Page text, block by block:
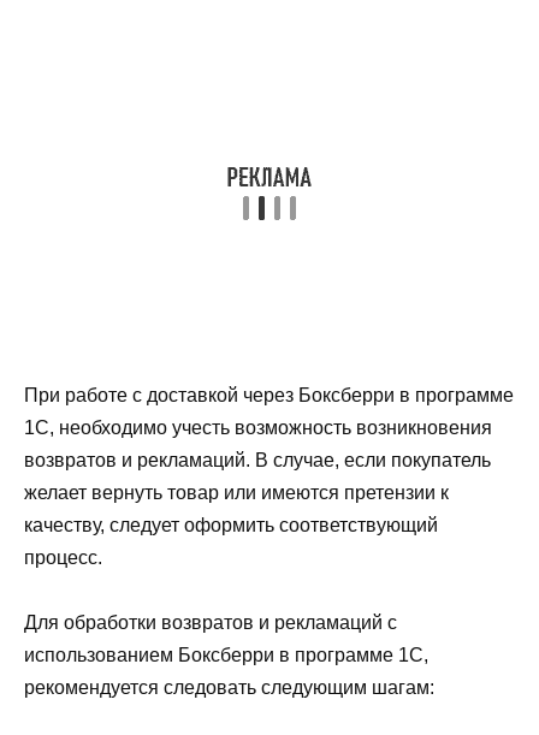
При работе с доставкой через Боксберри в программе
1С, необходимо учесть возможность возникновения
возвратов и рекламаций. В случае, если покупатель
желает вернуть товар или имеются претензии к
качеству, следует оформить соответствующий
процесс.
Для обработки возвратов и рекламаций с
использованием Боксберри в программе 1С,
рекомендуется следовать следующим шагам: